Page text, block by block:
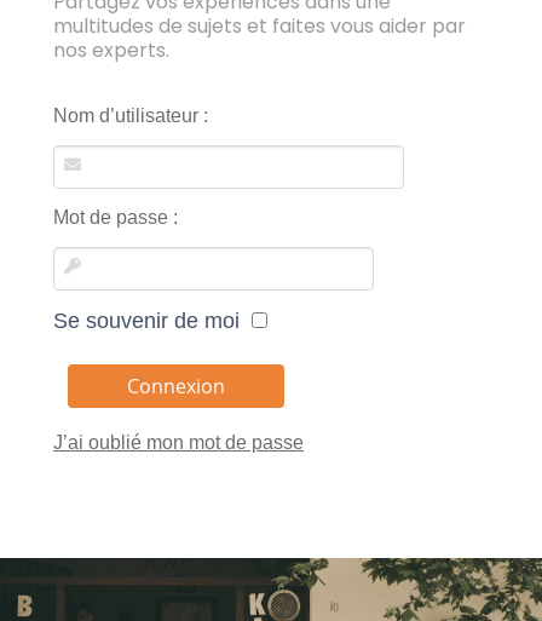
multitudes de sujets et faites vous aider par
nos experts.
Nom d’utilisateur :
Mot de passe :
Se souvenir de moi
J’ai oublié mon mot de passe